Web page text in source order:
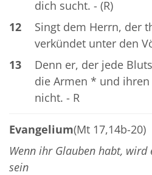
dich sucht. - (R)
12
Singt dem Herrn, der
verkündet unter den
13
Denn er, der jede
die Armen * und
nicht. - R
Evangelium(Mt 17,14b-20)
Wenn ihr Glauben habt,
sein